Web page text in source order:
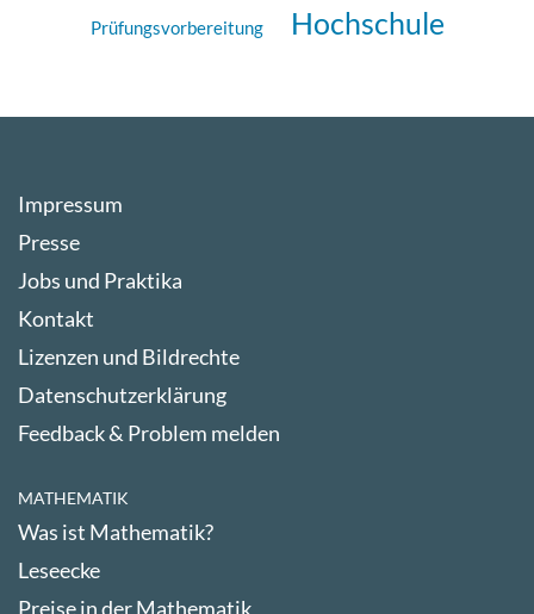
Prüfungsvorbereitung Hochschule
Impressum
Presse
Jobs und Praktika
Kontakt
Lizenzen und Bildrechte
Datenschutzerklärung
Feedback & Problem melden
MATHEMATIK
Was ist Mathematik?
Leseecke
Preise in der Mathematik